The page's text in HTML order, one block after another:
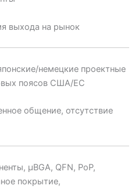
выхода на рынок
немецкие проектные
поясов США/ЕС
общение, отсутствие
µBGA, QFN, PoP,
покрытие,